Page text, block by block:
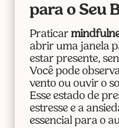
para o Seu
Praticar
abrir uma janela
estar presente,
Você pode
vento ou ouvir o
Esse estado de
estresse e a
essencial para o